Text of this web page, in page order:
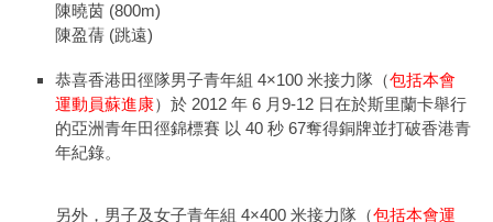
陳曉茵 (800m)
陳盈蒨 (跳遠)
恭喜香港田徑隊男子青年組 4×100 米接力隊（包括本會
運動員蘇進康）於 2012 年 6 月9-12 日在於斯里蘭卡舉行
的亞洲青年田徑錦標賽 以 40 秒 67奪得銅牌並打破香港青
年紀錄。
另外，男子及女子青年組 4×400 米接力隊（包括本會運